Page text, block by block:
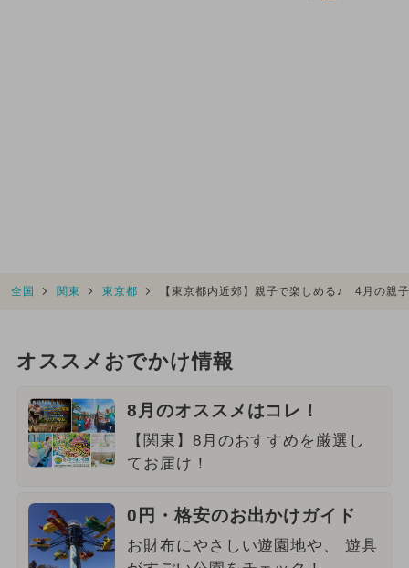
全国 関東 東京都 【東京都内近郊】親子で楽しめる♪ 4月の親
オススメおでかけ情報
8月のオススメはコレ！
【関東】8月のおすすめを厳選し
てお届け！
0円・格安のお出かけガイド
お財布にやさしい遊園地や、 遊具